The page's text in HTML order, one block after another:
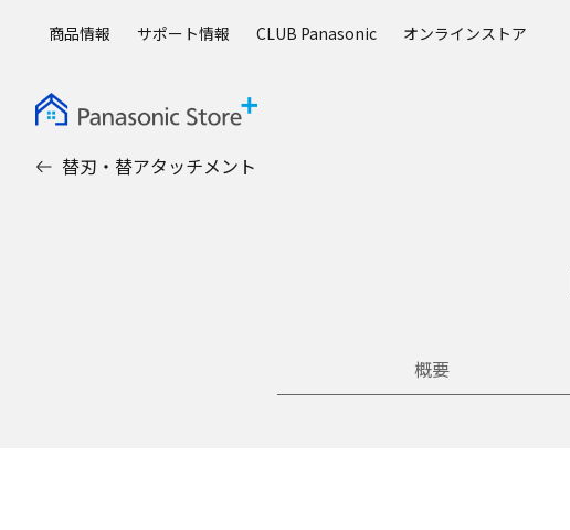
商品情報 サポート情報 CLUB Panasonic オンラインストア
替刃・替アタッチメント
概要